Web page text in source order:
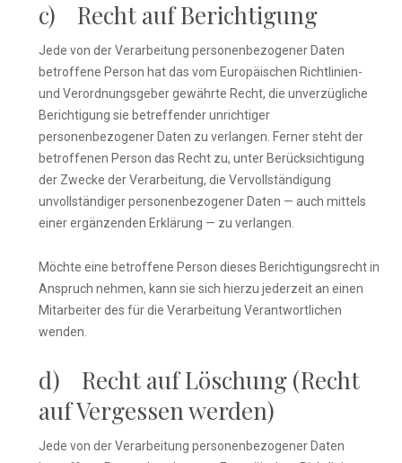
c) Recht auf Berichtigung
Jede von der Verarbeitung personenbezogener Daten
betroffene Person hat das vom Europäischen Richtlinien-
und Verordnungsgeber gewährte Recht, die unverzügliche
Berichtigung sie betreffender unrichtiger
personenbezogener Daten zu verlangen. Ferner steht der
betroffenen Person das Recht zu, unter Berücksichtigung
der Zwecke der Verarbeitung, die Vervollständigung
unvollständiger personenbezogener Daten — auch mittels
einer ergänzenden Erklärung — zu verlangen.
Möchte eine betroffene Person dieses Berichtigungsrecht in
Anspruch nehmen, kann sie sich hierzu jederzeit an einen
Mitarbeiter des für die Verarbeitung Verantwortlichen
wenden.
d) Recht auf Löschung (Recht
auf Vergessen werden)
Jede von der Verarbeitung personenbezogener Daten